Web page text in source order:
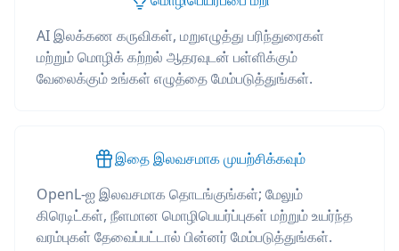
AI இலக்கண கருவிகள், மறுஎழுத்து பரிந்துரைகள்
மற்றும் மொழிக் கற்றல் ஆதரவுடன் பள்ளிக்கும்
வேலைக்கும் உங்கள் எழுத்தை மேம்படுத்துங்கள்.
இதை இலவசமாக முயற்சிக்கவும்
OpenL-ஐ இலவசமாக தொடங்குங்கள்; மேலும்
கிரெடிட்கள், நீளமான மொழிபெயர்ப்புகள் மற்றும் உயர்ந்த
வரம்புகள் தேவைப்பட்டால் பின்னர் மேம்படுத்துங்கள்.